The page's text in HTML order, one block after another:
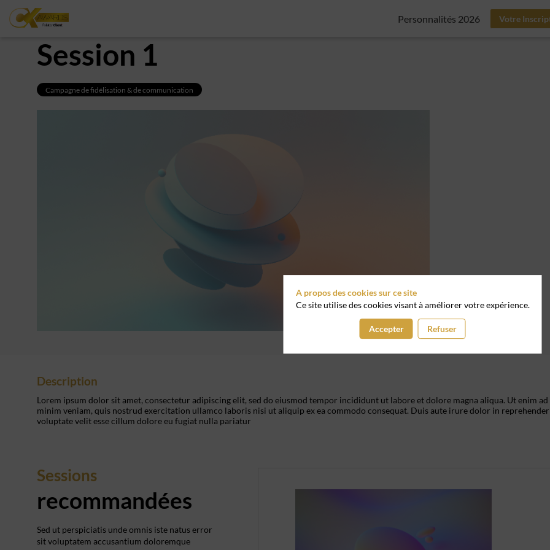
Personnalités 2026 Votre
Session 1
Campagne de fidélisation & de communication
Description
Lorem ipsum dolor sit amet, consectetur adipiscing elit, sed do eiusmod tempor incididunt ut labore et dolore magna aliqua. Ut enim ad
minim veniam, quis nostrud exercitation ullamco laboris nisi ut aliquip ex ea commodo consequat. Duis aute irure dolor in
voluptate velit esse cillum dolore eu fugiat nulla pariatur
Sessions
recommandées
Sed ut perspiciatis unde omnis iste natus error
sit voluptatem accusantium doloremque
A propos des cookies sur ce site
Ce site utilise des cookies visant à améliorer votre expérience.
Accepter Refuser